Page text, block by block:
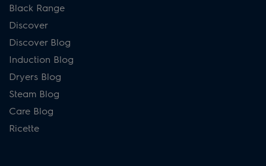
Black Range
Discover
Discover Blog
Induction Blog
Dryers Blog
Steam Blog
Care Blog
Ricette